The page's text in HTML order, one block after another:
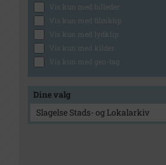
Vis kun med billeder
Vis kun med filmklip
Vis kun med lydklip
Vis kun med kilder
Vis kun med geo-tag
Dine valg
Slagelse Stads- og Lokalarkiv